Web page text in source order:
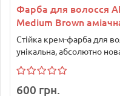
Фарба для волосся
Medium Brown
Стійка крем-фарба для
унікальна, абсолютно
600 грн.